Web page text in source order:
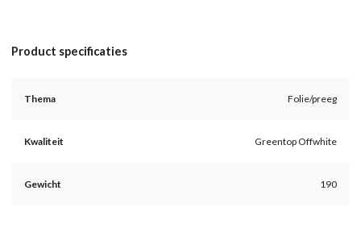
Product specificaties
Thema Folie/preeg
Kwaliteit Greentop Offwhite
Gewicht 190